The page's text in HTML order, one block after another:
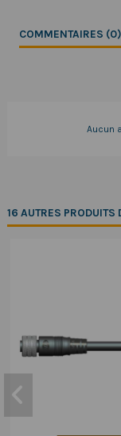
COMMENTAIRES (0)
Aucun
16 AUTRES PRODUITS